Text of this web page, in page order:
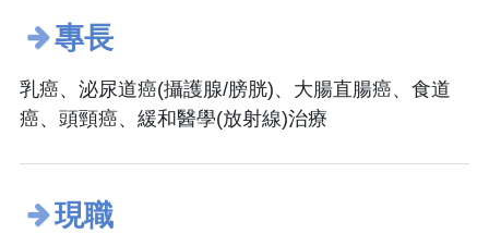
專長
乳癌、泌尿道癌(攝護腺/膀胱)、大腸直腸癌、食道
癌、頭頸癌、緩和醫學(放射線)治療
現職